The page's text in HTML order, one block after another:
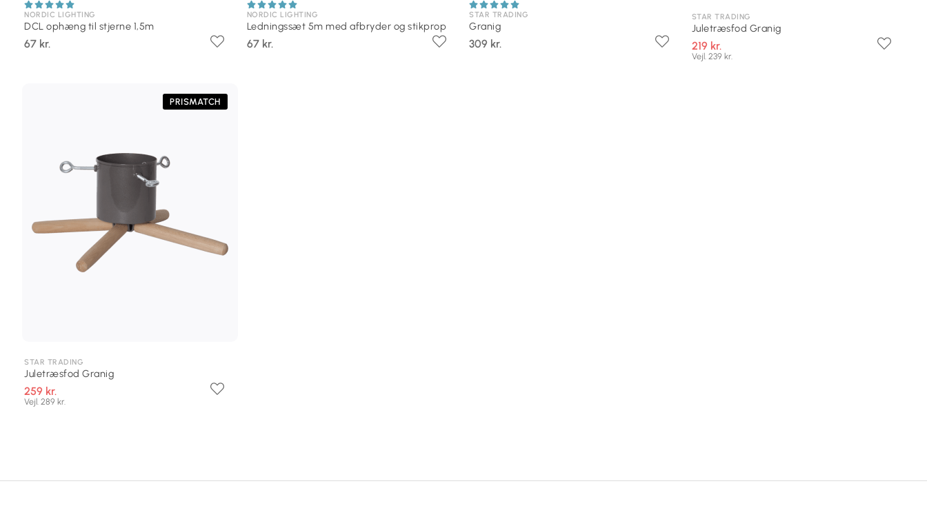
NORDIC LIGHTING
DCL ophæng til stjerne 1,5m
67 kr.
NORDIC LIGHTING
Ledningssæt 5m med afbryder og stikprop
67 kr.
STAR TRADING
Granig
309 kr.
STAR TRADING
Juletræsfod Granig
219 kr.
Vejl. 239 kr.
PRISMATCH
STAR TRADING
Juletræsfod Granig
259 kr.
Vejl. 289 kr.